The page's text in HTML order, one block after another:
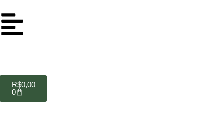
R$0,00
0